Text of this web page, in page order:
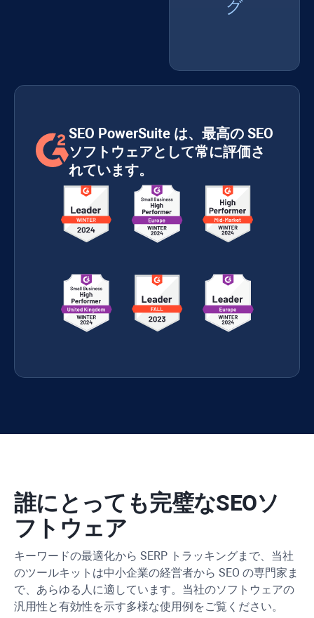
グ
SEO PowerSuite は、最高の SEO
ソフトウェアとして常に評価さ
れています。
誰にとっても完璧なSEOソ
フトウェア
キーワードの最適化から SERP トラッキングまで、当社
のツールキットは中小企業の経営者から SEO の専門家ま
で、あらゆる人に適しています。当社のソフトウェアの
汎用性と有効性を示す多様な使用例をご覧ください。